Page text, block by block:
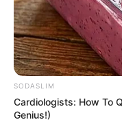
SODASLIM
Cardiologists: How To
Genius!)